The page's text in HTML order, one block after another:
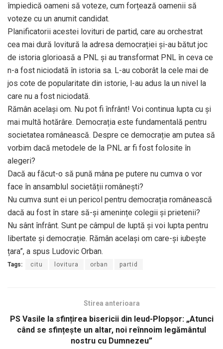
împiedică oameni să voteze, cum forțează oamenii să
voteze cu un anumit candidat.
Planificatorii acestei lovituri de partid, care au orchestrat
cea mai dură lovitură la adresa democrației și-au bătut joc
de istoria glorioasă a PNL și au transformat PNL în ceva ce
n-a fost niciodată în istoria sa. L-au coborât la cele mai de
jos cote de popularitate din istorie, l-au adus la un nivel la
care nu a fost niciodată.
Rămân același om. Nu pot fi înfrânt! Voi continua lupta cu și
mai multă hotărâre. Democrația este fundamentală pentru
societatea românească. Despre ce democrație am putea să
vorbim dacă metodele de la PNL ar fi fost folosite în
alegeri?
Dacă au făcut-o să pună mâna pe putere nu cumva o vor
face în ansamblul societății românești?
Nu cumva sunt ei un pericol pentru democrația românească
dacă au fost în stare să-și amenințe colegii și prietenii?
Nu sânt înfrânt. Sunt pe câmpul de luptă și voi lupta pentru
libertate și democrație. Rămân același om care-și iubește
țara”, a spus Ludovic Orban.
Tags: citu lovitura orban partid
Stirea anterioara
PS Vasile la sfințirea bisericii din Ieud-Plopșor: „Atunci
când se sfințește un altar, noi reînnoim legământul
nostru cu Dumnezeu”